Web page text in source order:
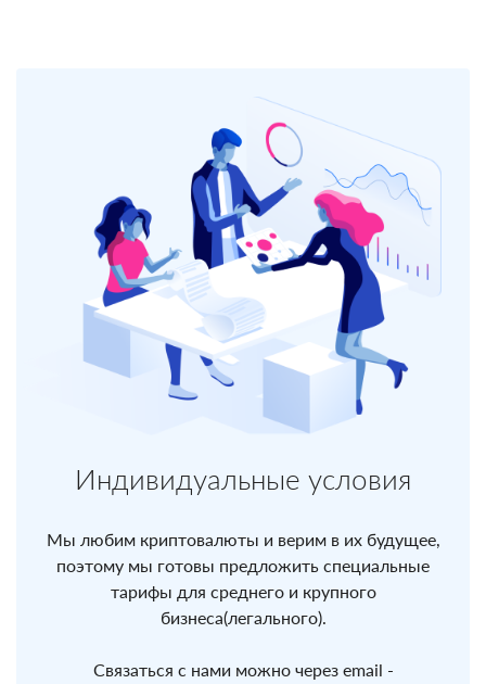
Индивидуальные условия
Мы любим криптовалюты и верим в их будущее,
поэтому мы готовы предложить специальные
тарифы для среднего и крупного
бизнеса(легального).
Связаться с нами можно через email -